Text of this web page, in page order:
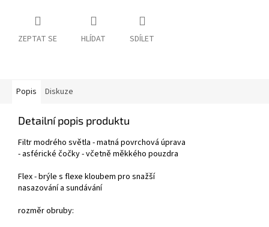
ZEPTAT SE HLÍDAT SDÍLET
Popis Diskuze
Detailní popis produktu
Filtr modrého světla - matná povrchová úprava
- asférické čočky - včetně měkkého pouzdra
Flex - brýle s flexe kloubem pro snažší
nasazování a sundávání
rozměr obruby: